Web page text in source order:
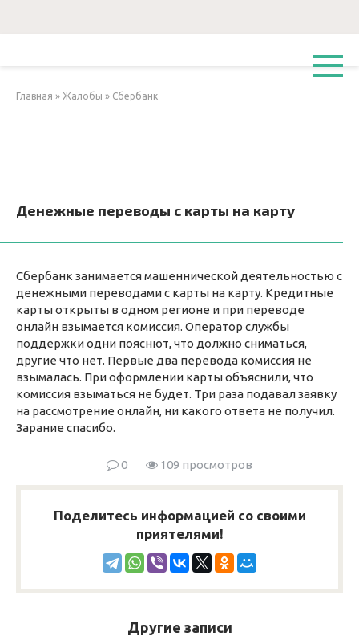
Главная » Жалобы » Сбербанк
Денежные переводы с карты на карту
Сбербанк занимается машеннической деятельностью с
денежными переводами с карты на карту. Кредитные
карты открыты в одном регионе и при переводе
онлайн взымается комиссия. Оператор службы
поддержки одни пояснют, что должно сниматься,
другие что нет. Первые два перевода комиссия не
взымалась. При оформлении карты объяснили, что
комиссия взыматься не будет. Три раза подавал заявку
на рассмотрение онлайн, ни какого ответа не получил.
Зарание спасибо.
0 109 просмотров
Поделитесь информацией со своими
приятелями!
Другие записи